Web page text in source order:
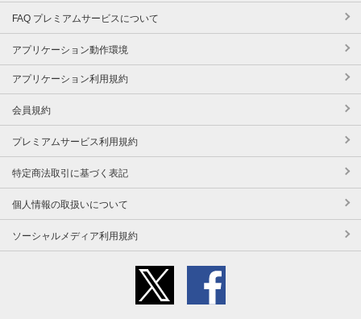
FAQ プレミアムサービスについて
アプリケーション動作環境
アプリケーション利用規約
会員規約
プレミアムサービス利用規約
特定商法取引に基づく表記
個人情報の取扱いについて
ソーシャルメディア利用規約